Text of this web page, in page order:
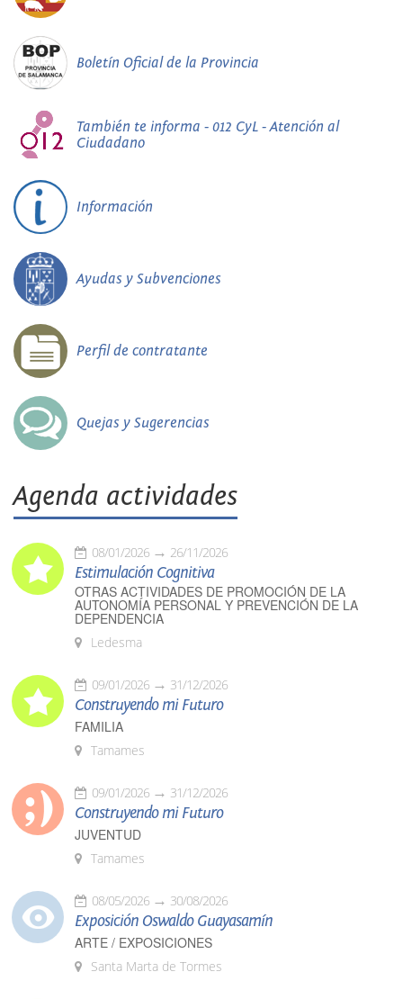
Boletín Oficial de la Provincia
También te informa - 012 CyL - Atención al
Ciudadano
Información
Ayudas y Subvenciones
Perfil de contratante
Quejas y Sugerencias
Agenda actividades
08/01/2026 26/11/2026
Estimulación Cognitiva
OTRAS ACTIVIDADES DE PROMOCIÓN DE LA
AUTONOMÍA PERSONAL Y PREVENCIÓN DE LA
DEPENDENCIA
Ledesma
09/01/2026 31/12/2026
Construyendo mi Futuro
FAMILIA
Tamames
09/01/2026 31/12/2026
Construyendo mi Futuro
JUVENTUD
Tamames
08/05/2026 30/08/2026
Exposición Oswaldo Guayasamín
ARTE / EXPOSICIONES
Santa Marta de Tormes